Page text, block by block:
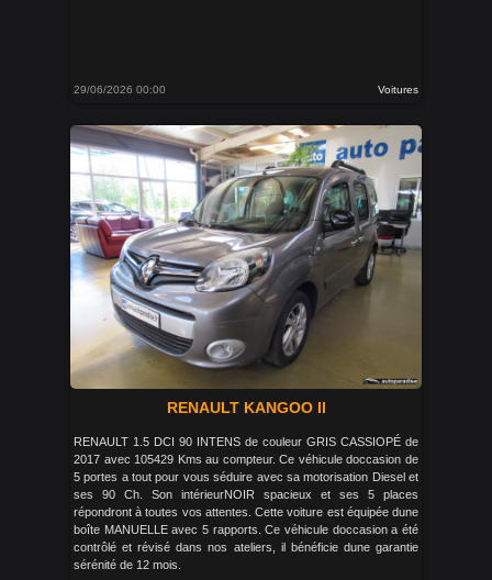
29/06/2026 00:00 Voitures
RENAULT KANGOO II
RENAULT 1.5 DCI 90 INTENS de couleur GRIS CASSIOPÉ de
2017 avec 105429 Kms au compteur. Ce véhicule doccasion de
5 portes a tout pour vous séduire avec sa motorisation Diesel et
ses 90 Ch. Son intérieurNOIR spacieux et ses 5 places
répondront à toutes vos attentes. Cette voiture est équipée dune
boîte MANUELLE avec 5 rapports. Ce véhicule doccasion a été
contrôlé et révisé dans nos ateliers, il bénéficie dune garantie
sérénité de 12 mois.